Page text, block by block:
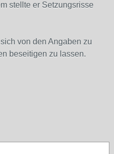
stellte er Setzungsrisse
von den Angaben zu
beseitigen zu lassen.